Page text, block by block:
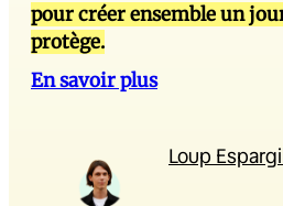
pour créer ensemble un
protège.
En savoir plus
Loup